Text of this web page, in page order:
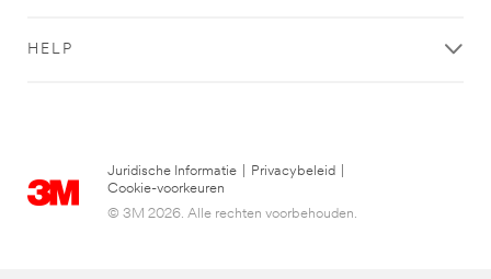
HELP
Juridische Informatie Privacybeleid
Cookie-voorkeuren
© 3M 2026. Alle rechten voorbehouden.